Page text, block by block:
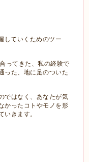
していくためのツー
ってきた、私の経験で
った、地に足のついた
ではなく、あなたが気
かったコトやモノを形
いきます。